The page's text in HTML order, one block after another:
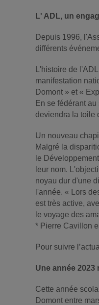
L' ADL, un
Depuis 1996,
différents
L'histoire de
manifestation
Domont » et «
En se fédérant
deviendra la toile
Un nouveau
Malgré la
le
leur nom.
noyau dur d'une
l'année. « Lors
est très active,
le voyage des
* Pierre Cavillon
Pour suivre
Une année 2023
Cette année
Domont entre